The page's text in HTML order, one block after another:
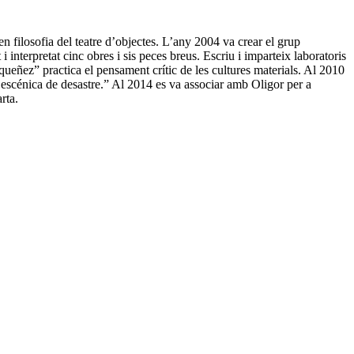
filosofia del teatre d’objectes. L’any 2004 va crear el grup
interpretat cinc obres i sis peces breus. Escriu i imparteix laboratoris
practica el pensament crític de les cultures materials. Al 2010
de desastre.” Al 2014 es va associar amb Oligor per a